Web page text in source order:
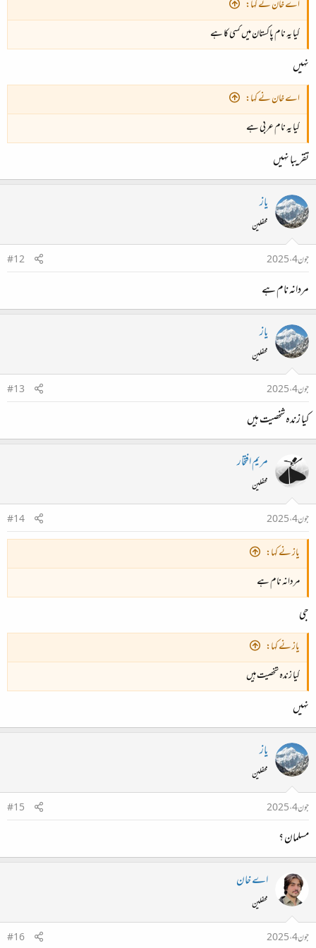
اے خان نے کہا:
کیا یہ نام پاکستان میں کسی کا ہے
نہیں
اے خان نے کہا:
کیا یہ نام عربی ہے
تقریبا نہیں
یاز
محفلین
جون 4، 2025
#12
مردانہ نام ہے
یاز
محفلین
جون 4، 2025
#13
کیا زندہ شخصیت ہیں
مریم افتخار
محفلین
جون 4، 2025
#14
یاز نے کہا:
مردانہ نام ہے
جی
یاز نے کہا:
کیا زندہ شخصیت ہیں
نہیں
یاز
محفلین
جون 4، 2025
#15
مسلمان ؟
اے خان
محفلین
جون 4، 2025
#16